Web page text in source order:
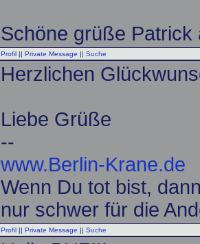
Schöne grüße Patrick
Profil || Private Message || Suche
Herzlichen
Liebe Grüße
--
www.Berlin-Krane.de
Wenn Du tot bist,
nur schwer für die
Profil || Private Message || Suche